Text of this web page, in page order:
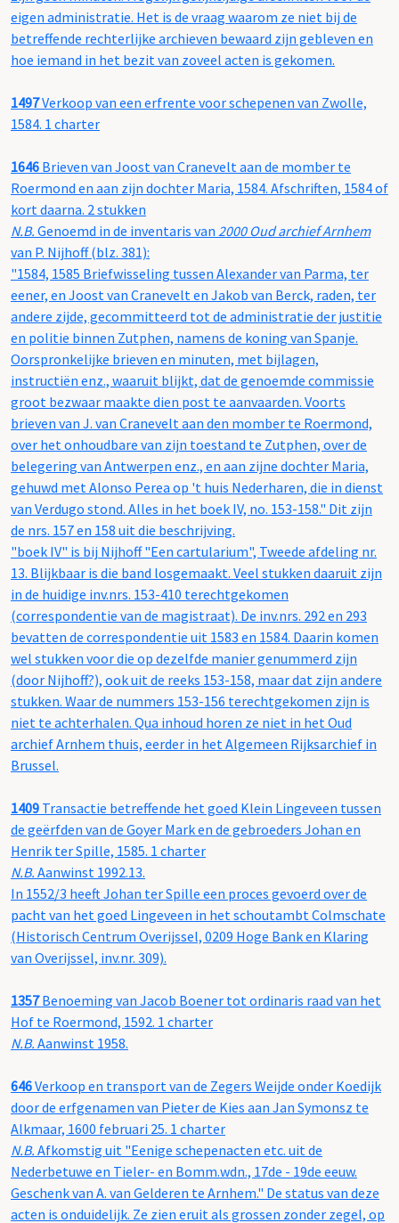
eigen administratie. Het is de vraag waarom ze niet bij de
betreffende rechterlijke archieven bewaard zijn gebleven en
hoe iemand in het bezit van zoveel acten is gekomen.
1497Verkoop van een erfrente voor schepenen van Zwolle,
1584. 1 charter
1646 Brieven van Joost van Cranevelt aan de momber te
Roermond en aan zijn dochter Maria, 1584. Afschriften, 1584 of
kort daarna. 2 stukken
N.B. Genoemd in de inventaris van 2000 Oud archief Arnhem
van P. Nijhoff (blz. 381):
"1584, 1585 Briefwisseling tussen Alexander van Parma, ter
eener, en Joost van Cranevelt en Jakob van Berck, raden, ter
andere zijde, gecommitteerd tot de administratie der justitie
en politie binnen Zutphen, namens de koning van Spanje.
Oorspronkelijke brieven en minuten, met bijlagen,
instructiën enz., waaruit blijkt, dat de genoemde commissie
groot bezwaar maakte dien post te aanvaarden. Voorts
brieven van J. van Cranevelt aan den momber te Roermond,
over het onhoudbare van zijn toestand te Zutphen, over de
belegering van Antwerpen enz., en aan zijne dochter Maria,
gehuwd met Alonso Perea op 't huis Nederharen, die in dienst
van Verdugo stond. Alles in het boek IV, no. 153-158." Dit zijn
de nrs. 157 en 158 uit die beschrijving.
"boek IV" is bij Nijhoff "Een cartularium", Tweede afdeling nr.
13. Blijkbaar is die band losgemaakt. Veel stukken daaruit zijn
in de huidige inv.nrs. 153-410 terechtgekomen
(correspondentie van de magistraat). De inv.nrs. 292 en 293
bevatten de correspondentie uit 1583 en 1584. Daarin komen
wel stukken voor die op dezelfde manier genummerd zijn
(door Nijhoff?), ook uit de reeks 153-158, maar dat zijn andere
stukken. Waar de nummers 153-156 terechtgekomen zijn is
niet te achterhalen. Qua inhoud horen ze niet in het Oud
archief Arnhem thuis, eerder in het Algemeen Rijksarchief in
Brussel.
1409 Transactie betreffende het goed Klein Lingeveen tussen
de geërfden van de Goyer Mark en de gebroeders Johan en
Henrik ter Spille, 1585. 1 charter
N.B. Aanwinst 1992.13.
In 1552/3 heeft Johan ter Spille een proces gevoerd over de
pacht van het goed Lingeveen in het schoutambt Colmschate
(Historisch Centrum Overijssel, 0209 Hoge Bank en Klaring
van Overijssel, inv.nr. 309).
1357Benoeming van Jacob Boener tot ordinaris raad van het
Hof te Roermond, 1592. 1 charter
N.B. Aanwinst 1958.
646Verkoop en transport van de Zegers Weijde onder Koedijk
door de erfgenamen van Pieter de Kies aan Jan Symonsz te
Alkmaar, 1600 februari 25. 1 charter
N.B. Afkomstig uit "Eenige schepenacten etc. uit de
Nederbetuwe en Tieler- en Bomm.wdn., 17de - 19de eeuw.
Geschenk van A. van Gelderen te Arnhem." De status van deze
acten is onduidelijk. Ze zien eruit als grossen zonder zegel, op